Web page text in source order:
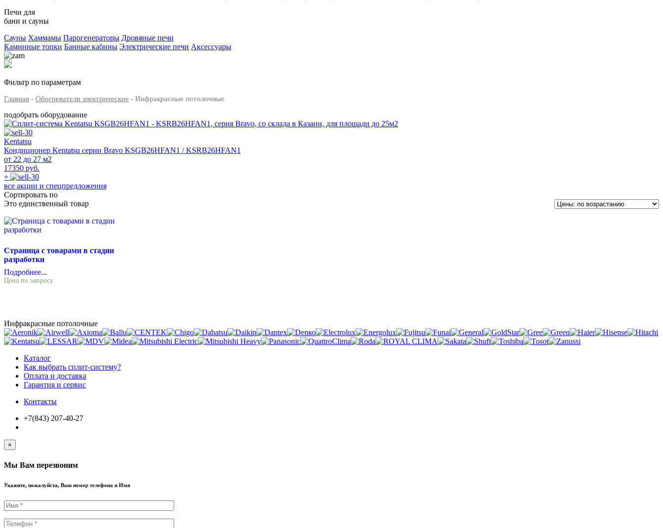
Печи для
бани и сауны
Сауны Хаммамы Парогенераторы Дровяные печи
Каминные топки Банные кабины Электрические печи Аксессуары
Фильтр по параметрам
Главная - Обогреватели электрические - Инфракрасные потолочные
подобрать оборудование
Kentatsu
Кондиционер Kentatsu серии Bravo KSGB26HFAN1 / KSRB26HFAN1
от 22 до 27 м2
17350 руб.
+
все акции и спецпредложения
Сортировать по
Это единственный товар
Страница с товарами в стадии
разработки
Подробнее...
Цена по запросу
Инфракрасные потолочные
Каталог
Как выбрать сплит-систему?
Оплата и доставка
Гарантия и сервис
Контакты
+7(843) 207-40-27
×
Мы Вам перезвоним
Укажите, пожалуйста, Ваш номер телефона и Имя